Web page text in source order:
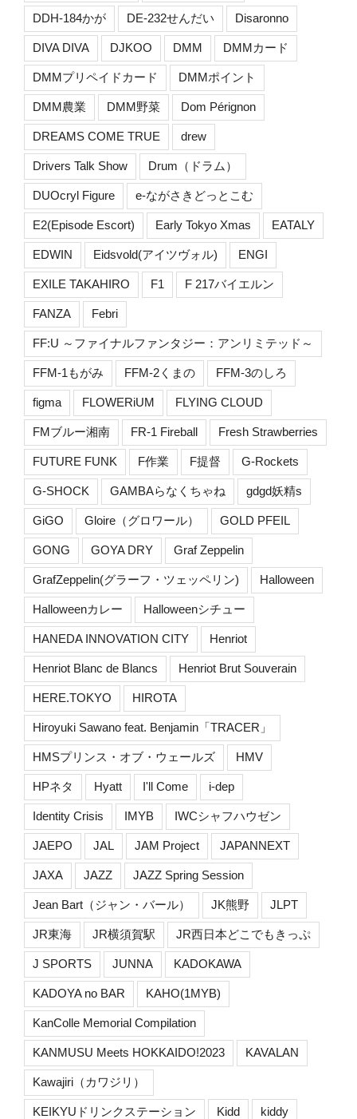
DDH-184かが DE-232せんだい Disaronno
DIVA DIVA DJKOO DMM DMMカード
DMMプリペイドカード DMMポイント
DMM農業 DMM野菜 Dom Pérignon
DREAMS COME TRUE drew
Drivers Talk Show Drum（ドラム）
DUOcryl Figure e-ながさきどっとこむ
E2(Episode Escort) Early Tokyo Xmas EATALY
EDWIN Eidsvold(アイツヴォル) ENGI
EXILE TAKAHIRO F1 F 217バイエルン
FANZA Febri
FF:U ～ファイナルファンタジー：アンリミテッド～
FFM-1もがみ FFM-2くまの FFM-3のしろ
figma FLOWERiUM FLYING CLOUD
FMブルー湘南 FR-1 Fireball Fresh Strawberries
FUTURE FUNK F作業 F提督 G-Rockets
G-SHOCK GAMBAらなくちゃね gdgd妖精s
GiGO Gloire（グロワール） GOLD PFEIL
GONG GOYA DRY Graf Zeppelin
GrafZeppelin(グラーフ・ツェッペリン) Halloween
Halloweenカレー Halloweenシチュー
HANEDA INNOVATION CITY Henriot
Henriot Blanc de Blancs Henriot Brut Souverain
HERE.TOKYO HIROTA
Hiroyuki Sawano feat. Benjamin「TRACER」
HMSプリンス・オブ・ウェールズ HMV
HPネタ Hyatt I'll Come i-dep
Identity Crisis IMYB IWCシャフハウゼン
JAEPO JAL JAM Project JAPANNEXT
JAXA JAZZ JAZZ Spring Session
Jean Bart（ジャン・バール） JK熊野 JLPT
JR東海 JR横須賀駅 JR西日本どこでもきっぷ
J SPORTS JUNNA KADOKAWA
KADOYA no BAR KAHO(1MYB)
KanColle Memorial Compilation
KANMUSU Meets HOKKAIDO!2023 KAVALAN
Kawajiri（カワジリ）
KEIKYUドリンクステーション Kidd kiddy